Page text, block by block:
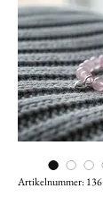
Artikelnummer: 136